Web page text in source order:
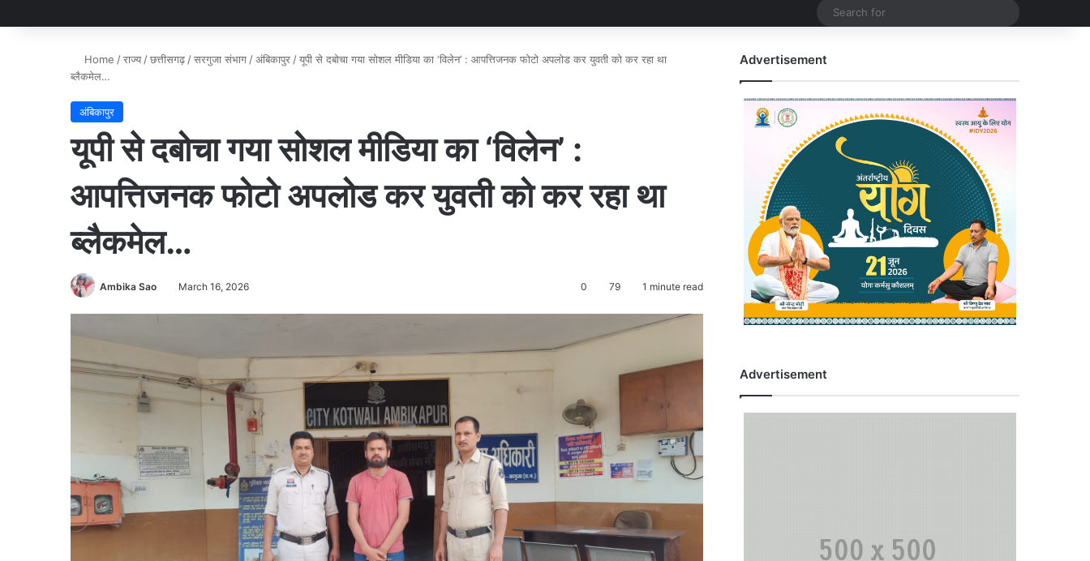
Home /राज्य /छत्तीसगढ़ /सरगुजा संभाग /अंबिकापुर /यूपी से दबोचा गया सोशल मीडिया का ‘विलेन’ : आपत्तिजनक फोटो अपलोड कर युवती को कर रहा था
ब्लैकमेल…
अंबिकापुर
यूपी से दबोचा गया सोशल मीडिया का ‘विलेन’ :
आपत्तिजनक फोटो अपलोड कर युवती को कर रहा था
ब्लैकमेल…
Ambika Sao March 16, 2026 0 79 1 minute read
Advertisement
Advertisement